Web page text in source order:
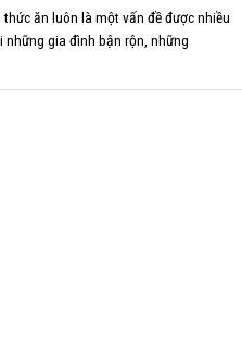
ăn luôn là một vấn đề được nhiều
gia đình bận rộn, những